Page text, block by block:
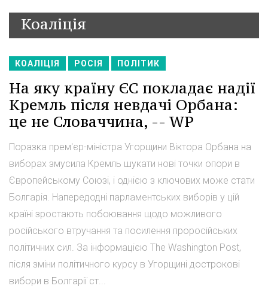
Коаліція
КОАЛІЦІЯ РОСІЯ ПОЛІТИК
На яку країну ЄС покладає надії
Кремль після невдачі Орбана:
це не Словаччина, -- WP
Поразка прем'єр-міністра Угорщини Віктора Орбана на
виборах змусила Кремль шукати нові точки опори в
Європейському Союзі, і однією з ключових може стати
Болгарія. Напередодні парламентських виборів у цій
країні зростають побоювання щодо можливого
російського втручання та посилення проросійських
політичних сил. За інформацією The Washington Post,
після зміни політичного курсу в Угорщині дострокові
вибори в Болгарії ст...